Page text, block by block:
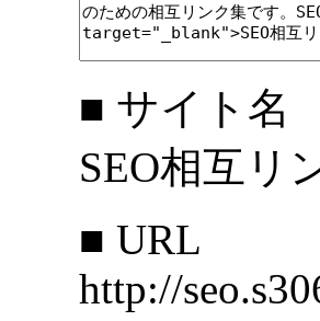
■ サイト名
SEO相互リ
■ URL
http://